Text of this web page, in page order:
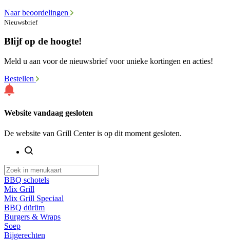
Naar beoordelingen
Nieuwsbrief
Blijf op de hoogte!
Meld u aan voor de nieuwsbrief voor unieke kortingen en acties!
Bestellen
Website vandaag gesloten
De website van Grill Center is op dit moment gesloten.
BBQ schotels
Mix Grill
Mix Grill Speciaal
BBQ dürüm
Burgers & Wraps
Soep
Bijgerechten